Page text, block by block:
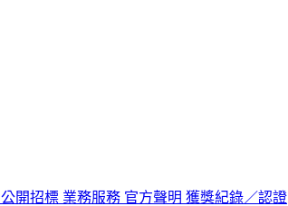
公開招標 業務服務 官方聲明 獲獎紀錄／認證